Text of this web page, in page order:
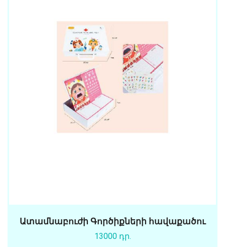
Ատամնաբուժի Գործիքների հավաքածու
13000 դր.